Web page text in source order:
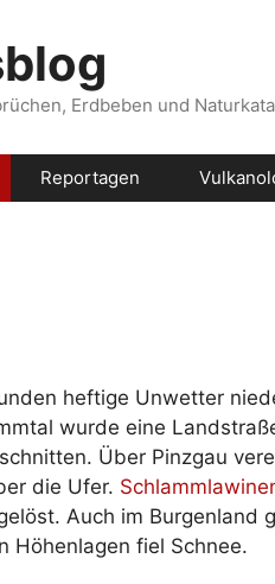
Erdbeben und
Reportagen
heftige Unwetter
wurde eine
Über Pinzgau
die Ufer.
Auch im Burgenland
Höhenlagen fiel Schnee.